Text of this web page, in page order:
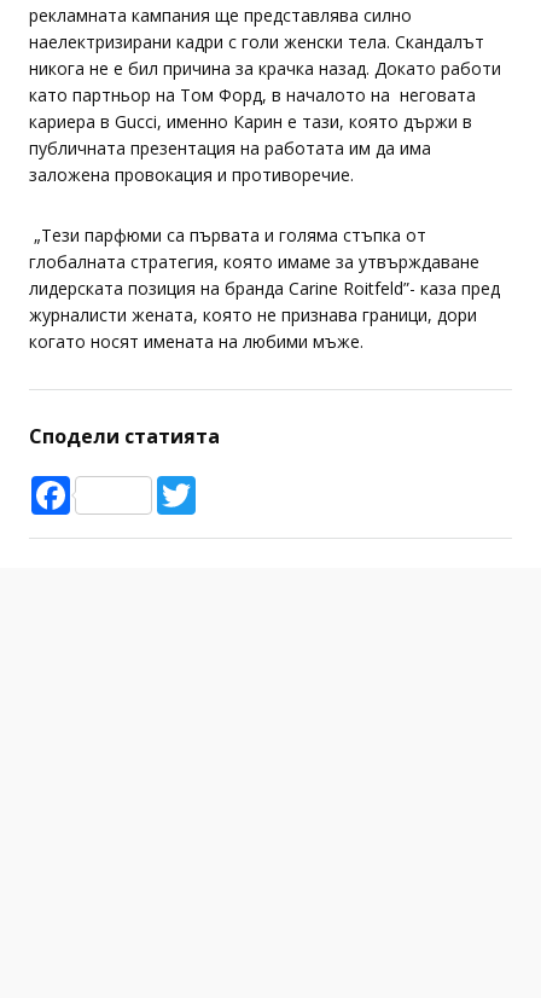
рекламната кампания ще представлява силно
наелектризирани кадри с голи женски тела. Скандалът
никога не е бил причина за крачка назад. Докато работи
като партньор на Том Форд, в началото на неговата
кариера в Gucci, именно Карин е тази, която държи в
публичната презентация на работата им да има
заложена провокация и противоречие.
„Тези парфюми са първата и голяма стъпка от
глобалната стратегия, която имаме за утвърждаване
лидерската позиция на бранда Carine Roitfeld”- каза пред
журналисти жената, която не признава граници, дори
когато носят имената на любими мъже.
Сподели статията
Facebook